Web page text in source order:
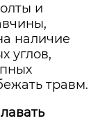
и
наличие
углов,
травм.